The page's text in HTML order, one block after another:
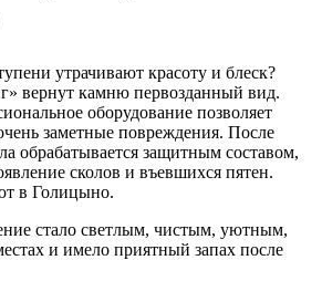
утрачивают красоту и блеск?
вернут камню первозданный вид.
оборудование позволяет
заметные повреждения. После
обрабатывается защитным составом,
сколов и въевшихся пятен.
в Голицыно.
стало светлым, чистым, уютным,
и имело приятный запах после